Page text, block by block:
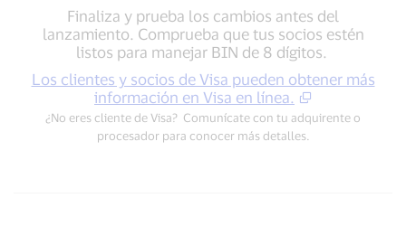
Finaliza y prueba los cambios antes del
lanzamiento. Comprueba que tus socios estén
listos para manejar BIN de 8 dígitos.
Los clientes y socios de Visa pueden obtener más
información en Visa en línea.
¿No eres cliente de Visa? Comunícate con tu adquirente o
procesador para conocer más detalles.